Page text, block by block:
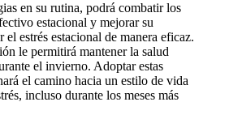
en su rutina, podrá combatir los
estacional y mejorar su
el estrés estacional de manera eficaz.
le permitirá mantener la salud
el invierno. Adoptar estas
el camino hacia un estilo de vida
incluso durante los meses más